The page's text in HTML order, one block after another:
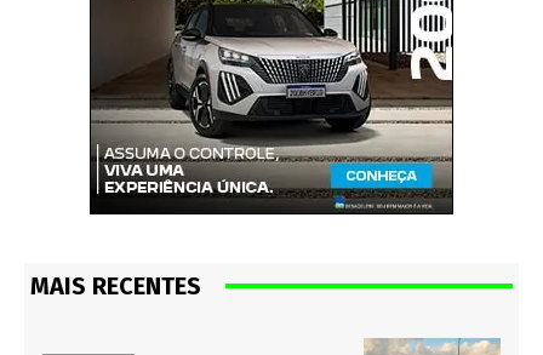
MAIS RECENTES